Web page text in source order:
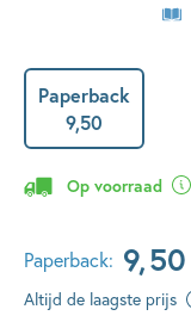
Paperback
9,50
Op voorraad
Paperback: 9,50
Altijd de laagste prijs